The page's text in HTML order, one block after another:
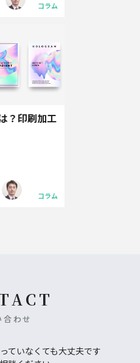
コラム
？印刷加工
コラム
合わせ
ていなくても大丈夫です